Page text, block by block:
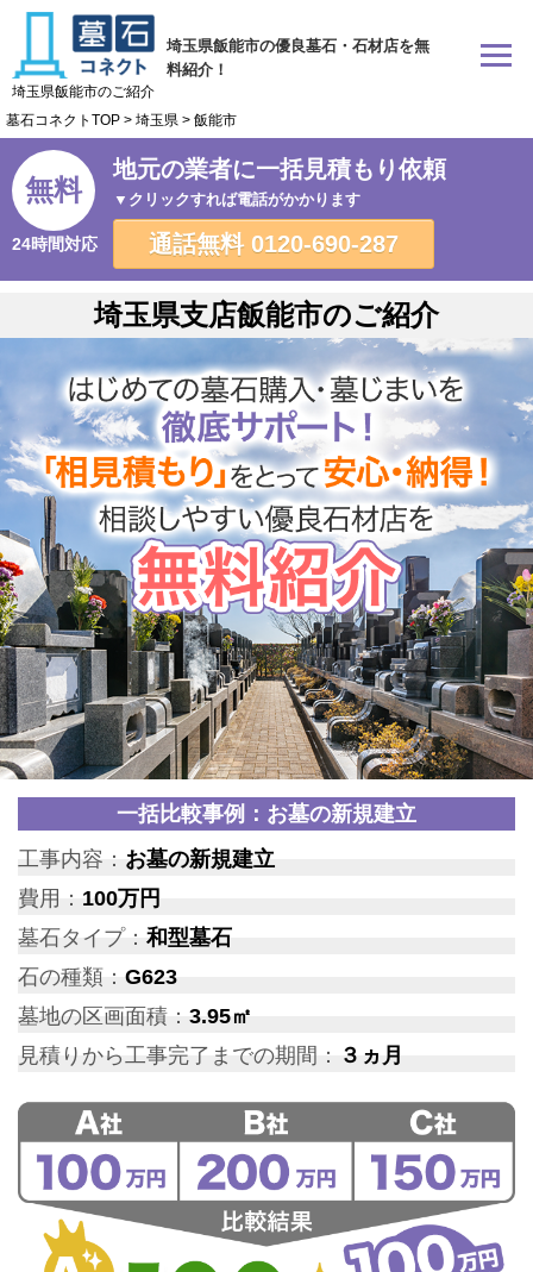
埼玉県飯能市の優良墓石・石材店を無
料紹介！
埼玉県飯能市のご紹介
墓石コネクトTOP > 埼玉県 > 飯能市
無料
24時間対応
地元の業者に一括見積もり依頼
▼クリックすれば電話がかかります
通話無料 0120-690-287
埼玉県支店飯能市のご紹介
一括比較事例：お墓の新規建立
工事内容： お墓の新規建立
費用： 100万円
墓石タイプ：和型墓石
石の種類： G623
墓地の区画面積： 3.95㎡
見積りから工事完了までの期間： ３ヵ月